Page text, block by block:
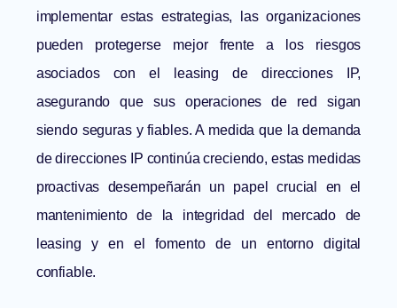
implementar estas estrategias, las organizaciones
pueden protegerse mejor frente a los riesgos
asociados con el
leasing de direcciones IP,
asegurando que sus operaciones de red sigan
siendo seguras y fiables. A medida que la demanda
de direcciones IP continúa creciendo, estas medidas
proactivas desempeñarán un papel crucial en el
mantenimiento de la integridad del mercado de
leasing y en el fomento de un entorno digital
confiable.